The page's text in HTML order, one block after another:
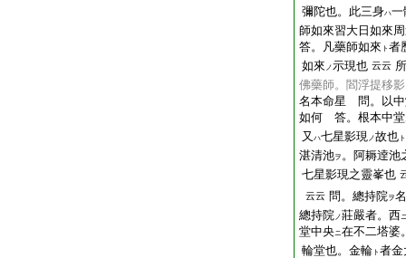
彌陀也。此三身ハ一
師如來習大日如來
答。凡藥師如來 ト 者
如來 ノ示現也 云云
佛藥師。閻浮提移
名本命星 問。以中
如何 答。根本中堂
又 ハ七星影現ノ故也 ト
湛清池ヲ 。阿耨逹池
七星影現之靈峯也
云云 問。總持院ヲ名
總持院ノ莊嚴者。西
堂中央ニ在不二塔婆
輪堂也。金輪 ト 者金